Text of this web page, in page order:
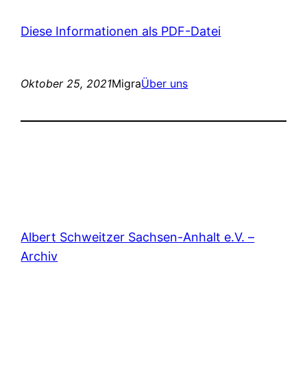
Diese Informationen als PDF-Datei
Oktober 25, 2021MigraÜber uns
Albert Schweitzer Sachsen-Anhalt e.V. –
Archiv